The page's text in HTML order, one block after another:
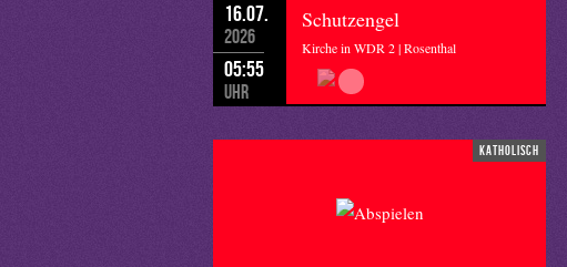
16.07.
2026
05:55
Uhr
Schutzengel
Kirche in WDR 2 | Rosenthal
katholisch